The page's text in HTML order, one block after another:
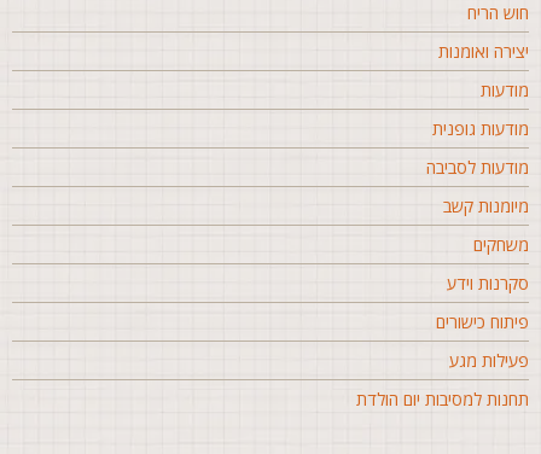
הריח
ואומנות
גופנית
לסביבה
קשב
וידע
כישורים
מגע
למסיבות יום הולדת